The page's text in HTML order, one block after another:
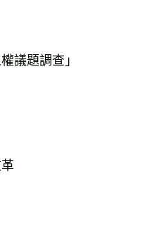
議題調查」